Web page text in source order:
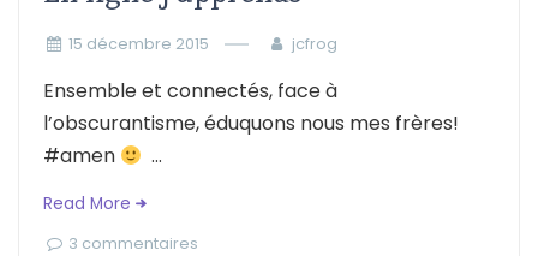
15 décembre 2015 jcfrog
Ensemble et connectés, face à
l’obscurantisme, éduquons nous mes frères!
#amen
...
Read More
3 commentaires